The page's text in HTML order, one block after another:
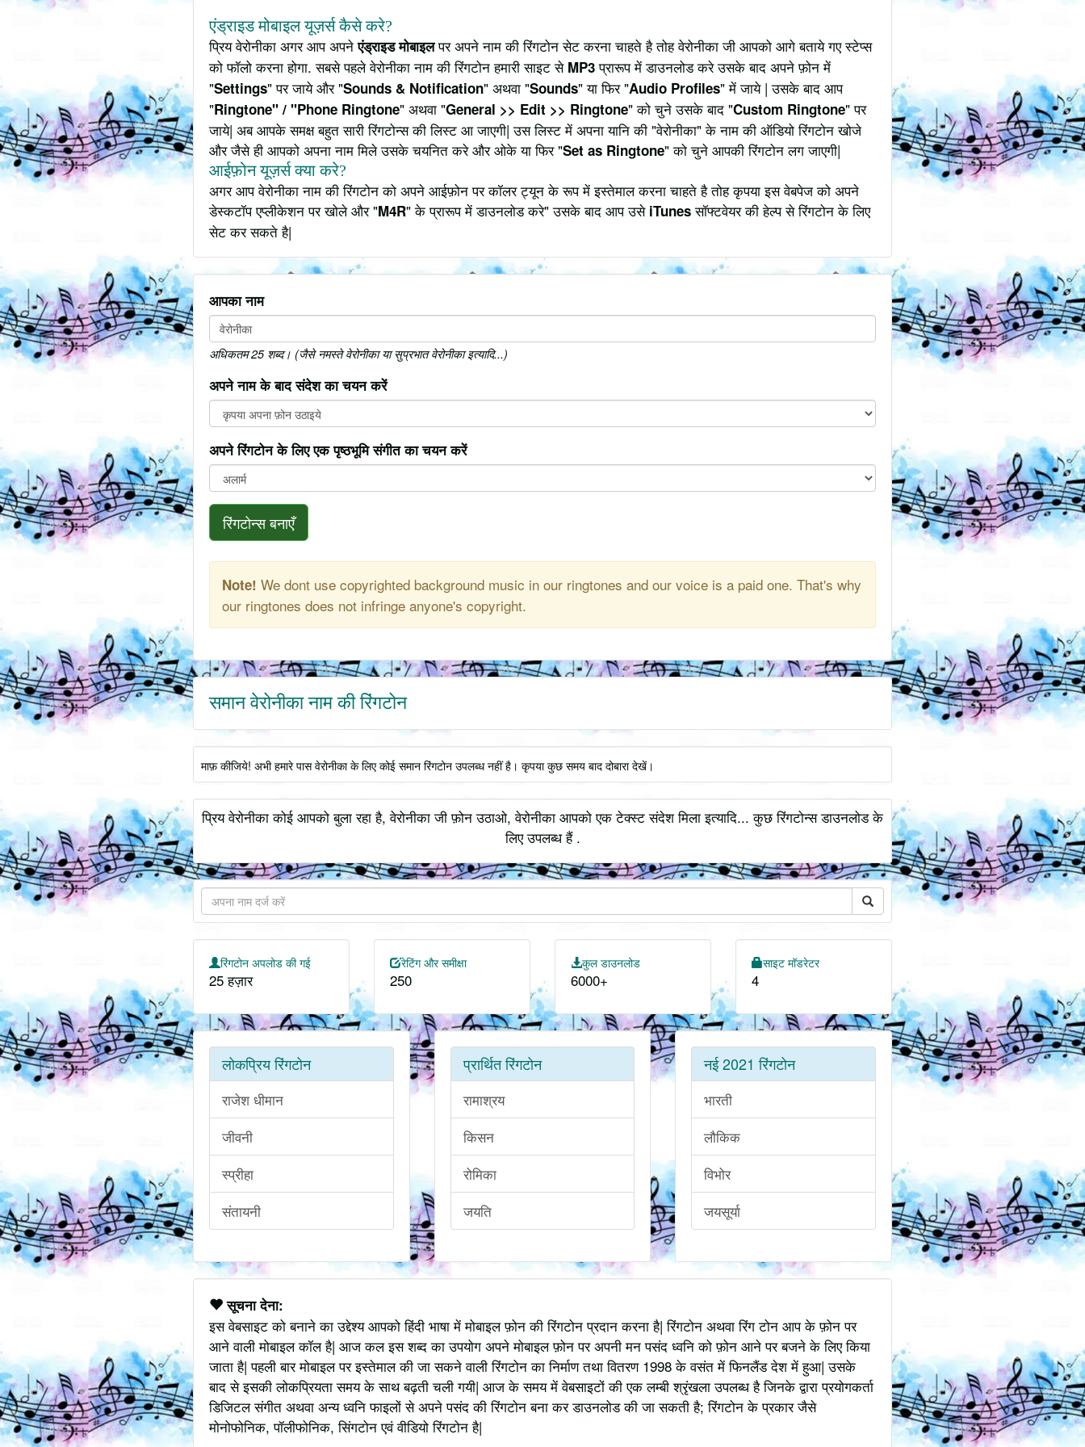
एंड्राइड मोबाइल यूज़र्स कैसे करे?
प्रिय वेरोनीका अगर आप अपनेएंड्राइड मोबाइलपर अपने नाम की रिंगटोन सेट करना चाहते है तोह वेरोनीका जी आपको आगे बताये गए स्टेप्स
को फॉलो करना होगा. सबसे पहले वेरोनीका नाम की रिंगटोन हमारी साइट से MP3प्रारूप में डाउनलोड करे उसके बाद अपने फ़ोन में
"Settings" पर जाये और "Sounds & Notification" अथवा "Sounds" या फिर "Audio Profiles" में जाये | उसके बाद आप
"Ringtone" / "Phone Ringtone" अथवा "General >> Edit >> Ringtone" को चुने उसके बाद "Custom Ringtone" पर
जाये| अब आपके समक्ष बहुत सारी रिंगटोन्स की लिस्ट आ जाएगी| उस लिस्ट में अपना यानि की "वेरोनीका" के नाम की ऑडियो रिंगटोन खोजे
और जैसे ही आपको अपना नाम मिले उसके चयनित करे और ओके या फिर "Set as Ringtone" को चुने आपकी रिंगटोन लग जाएगी|
आईफ़ोन यूज़र्स क्या करे?
अगर आप वेरोनीका नाम की रिंगटोन को अपने आईफ़ोन पर कॉलर ट्यून के रूप में इस्तेमाल करना चाहते है तोह कृपया इस वेबपेज को अपने
डेस्कटॉप एप्लीकेशन पर खोले और "M4R" के प्रारूप में डाउनलोड करे" उसके बाद आप उसे iTunesसॉफ्टवेयर की हेल्प से रिंगटोन के लिए
सेट कर सकते है|
आपका नाम
अधिकतम 25 शब्द। (जैसे नमस्ते वेरोनीका या सुप्रभात वेरोनीका इत्यादि...)
अपने नाम के बाद संदेश का चयन करें
अपने रिंगटोन के लिए एक पृष्ठभूमि संगीत का चयन करें
रिंगटोन्स बनाएँ
Note! We dont use copyrighted background music in our ringtones and our voice is a paid one. That's why
our ringtones does not infringe anyone's copyright.
समान वेरोनीका नाम की रिंगटोन
माफ़ कीजिये! अभी हमारे पास वेरोनीका के लिए कोई समान रिंगटोन उपलब्ध नहीं है। कृपया कुछ समय बाद दोबारा देखें।
प्रिय वेरोनीका कोई आपको बुला रहा है, वेरोनीका जी फ़ोन उठाओ, वेरोनीका आपको एक टेक्स्ट संदेश मिला इत्यादि... कुछ रिंगटोन्स डाउनलोड के
लिए उपलब्ध हैं .
रिंगटोन अपलोड की गई
25 हज़ार
रेटिंग और समीक्षा
250
कुल डाउनलोड
6000+
साइट मॉडरेटर
4
लोकप्रिय रिंगटोन
राजेश धीमान
जीवनी
स्प्रीहा
संतायनी
प्रार्थित रिंगटोन
रामाश्रय
किसन
रोमिका
जयति
नई 2021 रिंगटोन
भारती
लौकिक
विभोर
जयसूर्या
सूचना देना:
इस वेबसाइट को बनाने का उद्देश्य आपको हिंदी भाषा में मोबाइल फ़ोन की रिंगटोन प्रदान करना है| रिंगटोन अथवा रिंग टोन आप के फ़ोन पर
आने वाली मोबाइल कॉल है| आज कल इस शब्द का उपयोग अपने मोबाइल फ़ोन पर अपनी मन पसंद ध्वनि को फ़ोन आने पर बजने के लिए किया
जाता है| पहली बार मोबाइल पर इस्तेमाल की जा सकने वाली रिंगटोन का निर्माण तथा वितरण 1998 के वसंत में फिनलैंड देश में हुआ| उसके
बाद से इसकी लोकप्रियता समय के साथ बढ़ती चली गयी| आज के समय में वेबसाइटों की एक लम्बी श्रृंखला उपलब्ध है जिनके द्वारा प्रयोगकर्ता
डिजिटल संगीत अथवा अन्य ध्वनि फाइलों से अपने पसंद की रिंगटोन बना कर डाउनलोड की जा सकती है; रिंगटोन के प्रकार जैसे
मोनोफोनिक, पॉलीफोनिक, सिंगटोन एवं वीडियो रिंगटोन है|